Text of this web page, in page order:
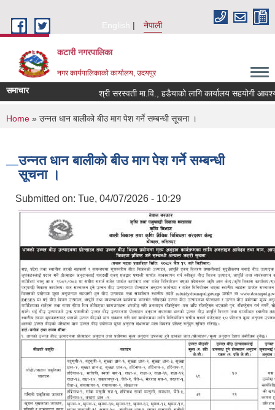
English
नेपाली
कटारी नगरपालिका
नगर कार्यपालिकाको कार्यालय, उदयपुर
समाचार श्री सरस्वती मा.वि., हडैयाको लागि कार्यालय सहयोगी
You are here
Home » उन्नत धान बालीको बीउ माग पेश गर्ने सम्बन्धी सूचना ।
उन्नत धान बालीको बीउ माग पेश गर्ने सम्बन्धी
सूचना ।
Submitted on: Tue, 04/07/2026 - 10:29